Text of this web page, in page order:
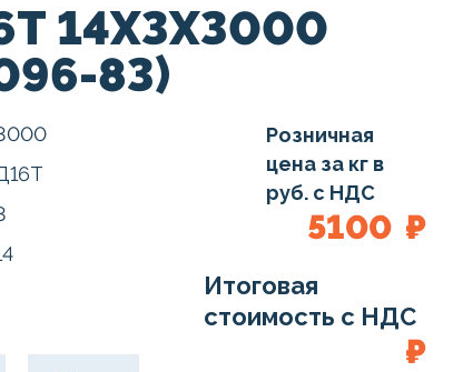
14Х3Х3000
83)
Розничная
цена за кг в
руб. с НДС
5100 ₽
Итоговая
стоимость с НДС
₽